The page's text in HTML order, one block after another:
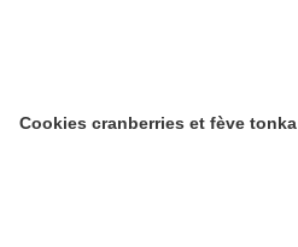
Cookies cranberries et fève tonka